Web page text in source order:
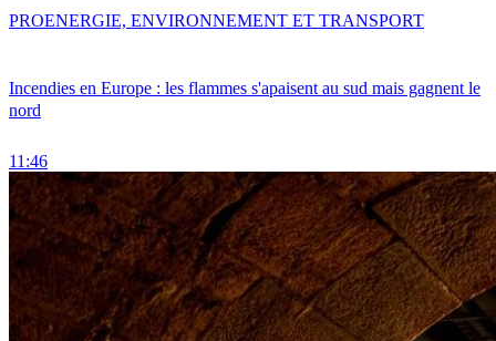
Incendies en Europe : les flammes s'apaisent au sud mais gagnent le
nord
11:46
PROENERGIE, ENVIRONNEMENT ET TRANSPORT